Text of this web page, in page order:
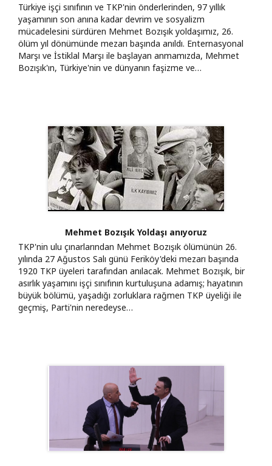
Türkiye işçi sınıfının ve TKP'nin önderlerinden, 97 yıllık
yaşamının son anına kadar devrim ve sosyalizm
mücadelesini sürdüren Mehmet Bozışık yoldaşımız, 26.
ölüm yıl dönümünde mezarı başında anıldı. Enternasyonal
Marşı ve İstiklal Marşı ile başlayan anmamızda, Mehmet
Bozışık'ın, Türkiye'nin ve dünyanın faşizme ve…
Mehmet Bozışık Yoldaşı anıyoruz
TKP'nin ulu çınarlarından Mehmet Bozışık ölümünün 26.
yılında 27 Ağustos Salı günü Feriköy'deki mezarı başında
1920 TKP üyeleri tarafından anılacak. Mehmet Bozışık, bir
asırlık yaşamını işçi sınıfının kurtuluşuna adamış; hayatının
büyük bölümü, yaşadığı zorluklara rağmen TKP üyeliği ile
geçmiş, Parti'nin neredeyse…